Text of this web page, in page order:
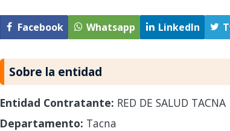
Facebook Whatsapp LinkedIn
Sobre la entidad
Entidad Contratante: RED DE SALUD TACNA
Departamento: Tacna